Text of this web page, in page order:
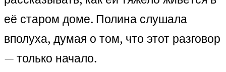
её старом доме. Полина слушала
вполуха, думая о том, что этот разговор
— только начало.